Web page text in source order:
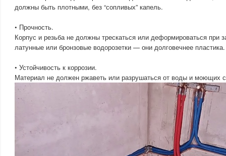
должны быть плотными, без “сопливых” капель.
• Прочность.
Корпус и резьба не должны трескаться или деформироваться при
латунные или бронзовые водорозетки — они долговечнее пластика.
• Устойчивость к коррозии.
Материал не должен ржаветь или разрушаться от воды и моющих